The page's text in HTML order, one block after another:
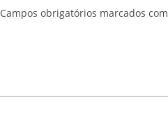
Campos obrigatórios marcados com